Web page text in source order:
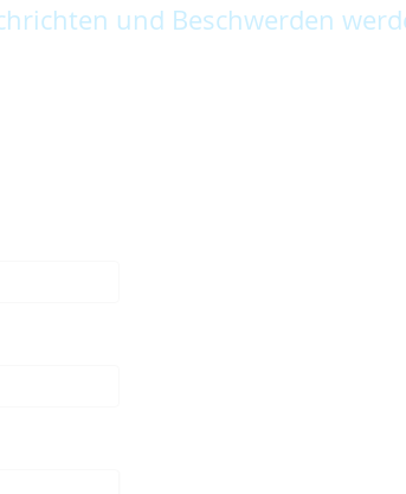
und Beschwerden